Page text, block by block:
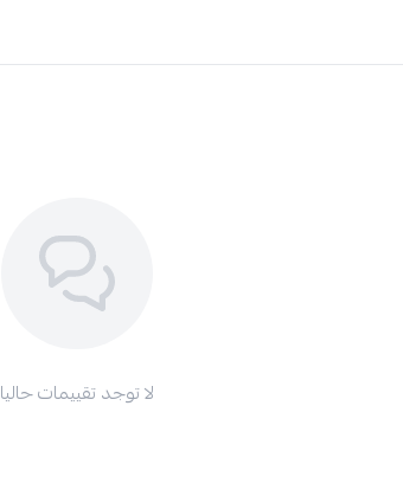
لا توجد تقييمات حاليا